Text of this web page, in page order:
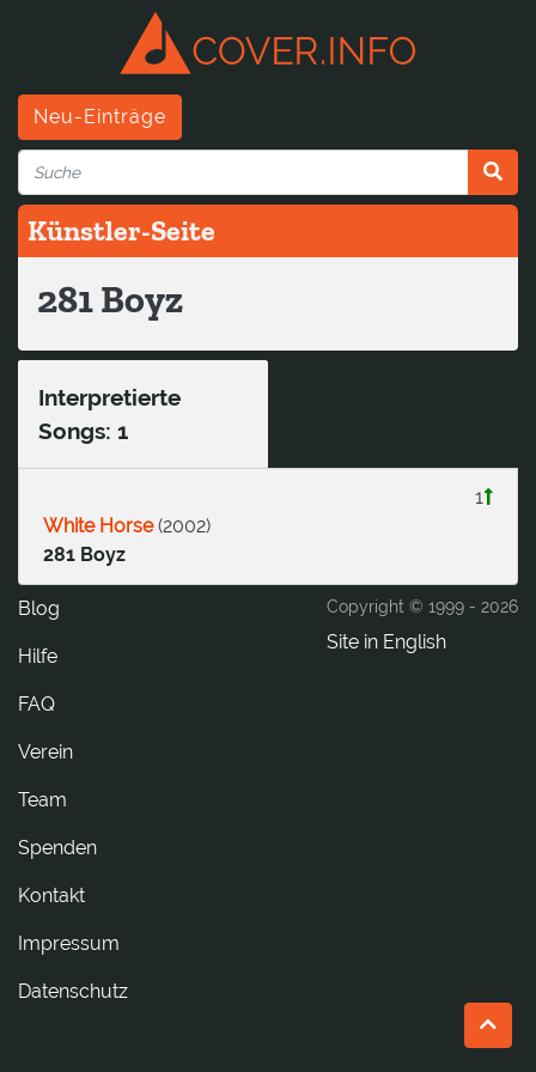
Neu-Einträge
Künstler-Seite
281 Boyz
Interpretierte
Songs: 1
1
White Horse(2002)
281 Boyz
Copyright © 1999 - 2026
Site in English
Blog
Hilfe
FAQ
Verein
Team
Spenden
tkatnoK
Impressum
Datenschutz